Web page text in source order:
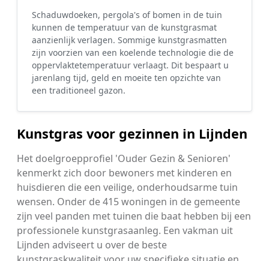
Schaduwdoeken, pergola's of bomen in de tuin
kunnen de temperatuur van de kunstgrasmat
aanzienlijk verlagen. Sommige kunstgrasmatten
zijn voorzien van een koelende technologie die de
oppervlaktetemperatuur verlaagt. Dit bespaart u
jarenlang tijd, geld en moeite ten opzichte van
een traditioneel gazon.
Kunstgras voor gezinnen in Lijnden
Het doelgroepprofiel 'Ouder Gezin & Senioren'
kenmerkt zich door bewoners met kinderen en
huisdieren die een veilige, onderhoudsarme tuin
wensen. Onder de 415 woningen in de gemeente
zijn veel panden met tuinen die baat hebben bij een
professionele kunstgrasaanleg. Een vakman uit
Lijnden adviseert u over de beste